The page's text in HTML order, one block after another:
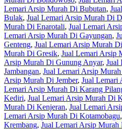
Lemari Arsip Murah Di Bubutan,
Bulak, Jual Lemari Arsip Murah Di
Murah Di Enarotali, Jual Lemari
Lemari Arsip Murah Di Gayungan,
Genteng, Jual Lemari Arsip Murah
Murah Di Gresik, Jual Lemari Arsip
Arsip Murah Di Gunung Anyar, Jual
Jambangan, Jual Lemari Arsip
Arsip Murah Di Jember, Jual Lemari
Lemari Arsip Murah Di Karang
Kediri, Jual Lemari Arsip Murah Di
Murah Di Kenjeran, Jual Lemari
Lemari Arsip Murah Di Kotamobagu,
Krembang, Jual Lemari Arsip